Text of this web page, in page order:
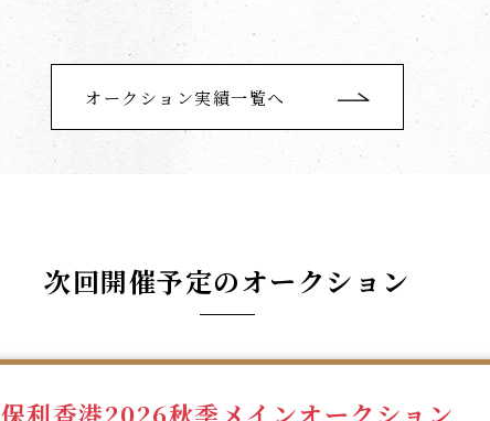
オークション実績一覧へ
次回開催予定のオークション
保利香港2026秋季メインオークション